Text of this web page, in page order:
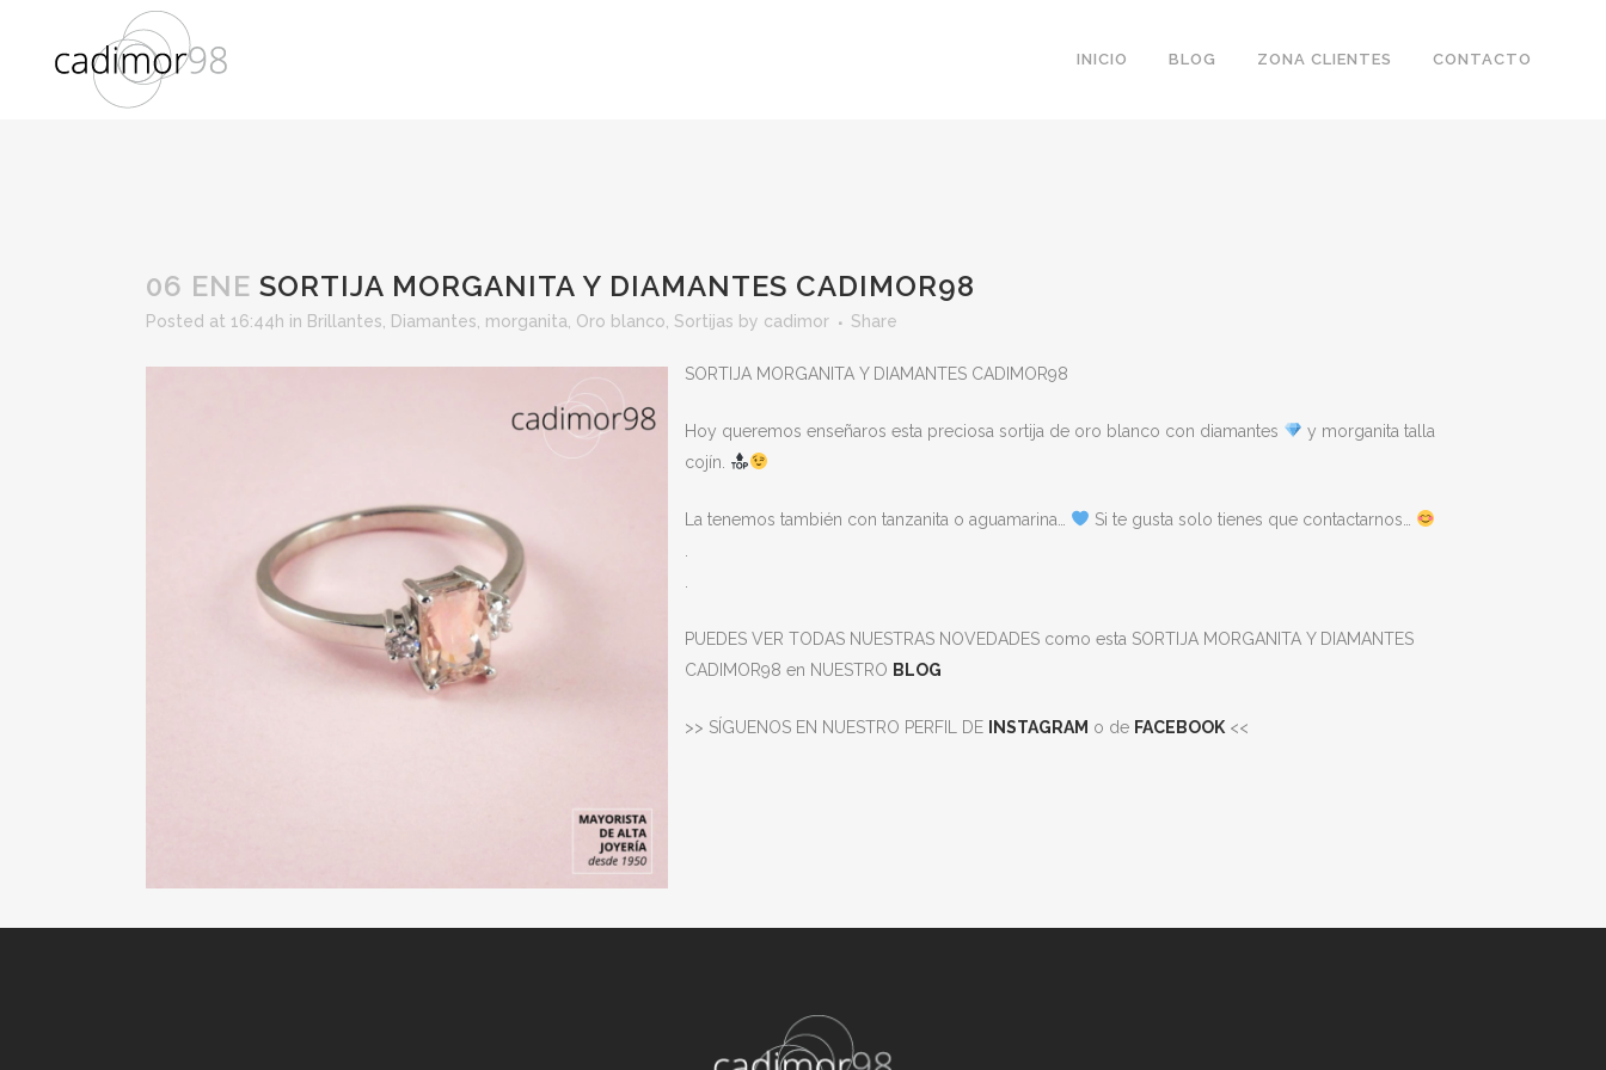
INICIO BLOG ZONA CLIENTES CONTACTO
06 ENE SORTIJA MORGANITA Y DIAMANTES CADIMOR98
Posted at 16:44h in Brillantes Diamantes morganita Oro blanco Sortijas by cadimor Share
SORTIJA MORGANITA Y DIAMANTES CADIMOR98
Hoy queremos enseñaros esta preciosa sortija de oro blanco con diamantes
y morganita talla
cojín.
La tenemos también con tanzanita o aguamarina…
Si te gusta solo tienes que contactarnos…
PUEDES VER TODAS NUESTRAS NOVEDADES como esta SORTIJA MORGANITA Y DIAMANTES
CADIMOR98 en NUESTRO BLOG
>> SÍGUENOS EN NUESTRO PERFIL DE INSTAGRAM o de FACEBOOK <<